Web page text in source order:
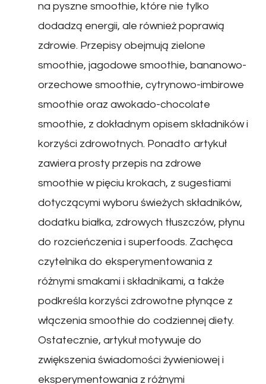
na pyszne smoothie, które nie tylko
dodadzą energii, ale również poprawią
zdrowie. Przepisy obejmują zielone
smoothie, jagodowe smoothie, bananowo-
orzechowe smoothie, cytrynowo-imbirowe
smoothie oraz awokado-chocolate
smoothie, z dokładnym opisem składników i
korzyści zdrowotnych. Ponadto artykuł
zawiera prosty przepis na zdrowe
smoothie w pięciu krokach, z sugestiami
dotyczącymi wyboru świeżych składników,
dodatku białka, zdrowych tłuszczów, płynu
do rozcieńczenia i superfoods. Zachęca
czytelnika do eksperymentowania z
różnymi smakami i składnikami, a także
podkreśla korzyści zdrowotne płynące z
włączenia smoothie do codziennej diety.
Ostatecznie, artykuł motywuje do
zwiększenia świadomości żywieniowej i
eksperymentowania z różnymi